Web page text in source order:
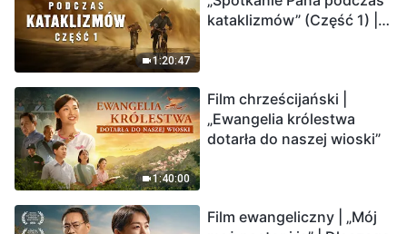
już drogę ocalenia?
1:20:47
kataklizmów” (Część 1) |
1:40:00
Film chrześcijański |
„Ewangelia królestwa
dotarła do naszej wioski”
Film ewangeliczny | „Mój